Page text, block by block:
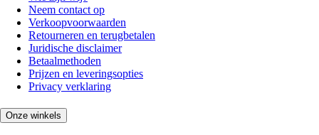
Neem contact op
Verkoopvoorwaarden
Retourneren en terugbetalen
Juridische disclaimer
Betaalmethoden
Prijzen en leveringsopties
Privacy verklaring
Onze winkels